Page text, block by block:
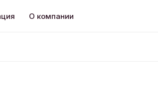
О компании